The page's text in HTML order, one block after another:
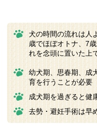
犬の時間の流れは人
歳でほぼオトナ、7
れを念頭に置いた上
幼犬期、思春期、成
育を行うことが必要
成犬期を過ぎると健
去勢・避妊手術は早